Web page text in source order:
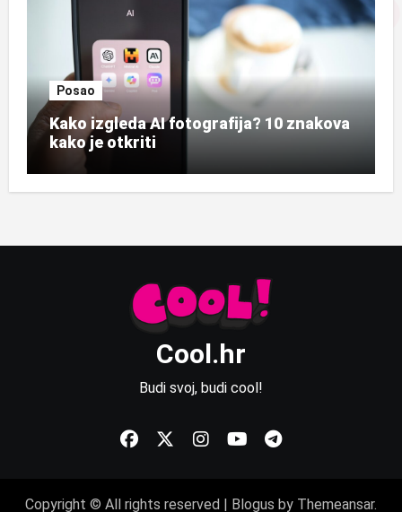
Posao
Kako izgleda AI fotografija? 10 znakova
kako je otkriti
Cool.hr
Budi svoj, budi cool!
Copyright © All rights reserved | Blogus by Themeansar.